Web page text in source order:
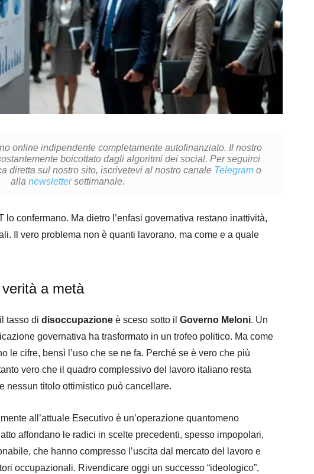
online indipendente completamente autofinanziato. Il nostro
boicottato dagli algoritmi dei social. Per seguirci
diretta sul nostro sito, iscrivetevi al nostro canale Telegram o
allanewslettersettimanale.
lo confermano. Ma dietro l’enfasi governativa restano inattività,
Il vero problema non è quanti lavorano, ma come e a quale
a metà
tasso di disoccupazione è sceso sotto il Governo Meloni. Un
governativa ha trasformato in un trofeo politico. Ma come
le cifre, bensì l’uso che se ne fa. Perché se è vero che più
vero che il quadro complessivo del lavoro italiano resta
nessun titolo ottimistico può cancellare.
all’attuale Esecutivo è un’operazione quantomeno
affondano le radici in scelte precedenti, spesso impopolari,
che hanno compresso l’uscita dal mercato del lavoro e
occupazionali. Rivendicare oggi un successo “ideologico”,